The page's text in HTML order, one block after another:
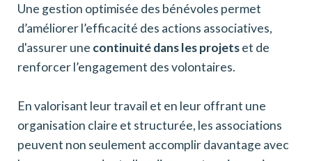
Une gestion optimisée des bénévoles permet
d’améliorer l’efficacité des actions associatives,
d'assurer une continuité dans les projetset de
renforcer l’engagement des volontaires.
En valorisant leur travail et en leur offrant une
organisation claire et structurée, les associations
peuvent non seulement accomplir davantage avec